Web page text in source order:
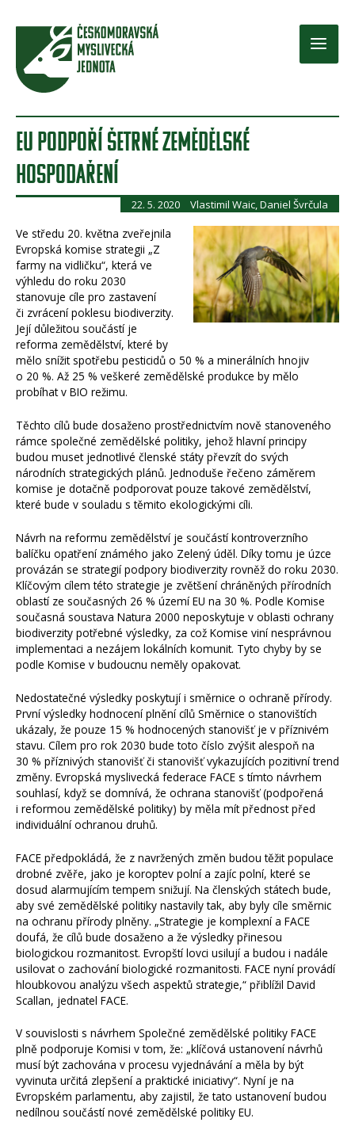
Main
EU PODPOŘÍ ŠETRNÉ ZEMĚDĚLSKÉ
HOSPODAŘENÍ
22. 5. 2020 Vlastimil Waic, Daniel Švrčula
Ve středu 20. května zveřejnila
Evropská komise strategii „Z
farmy na vidličku“, která ve
výhledu do roku 2030
stanovuje cíle pro zastavení
či zvrácení poklesu biodiverzity.
Její důležitou součástí je
reforma zemědělství, které by
mělo snížit spotřebu pesticidů o 50 % a minerálních hnojiv
o 20 %. Až 25 % veškeré zemědělské produkce by mělo
probíhat v BIO režimu.
Těchto cílů bude dosaženo prostřednictvím nově stanoveného
rámce společné zemědělské politiky, jehož hlavní principy
budou muset jednotlivé členské státy převzít do svých
národních strategických plánů. Jednoduše řečeno záměrem
komise je dotačně podporovat pouze takové zemědělství,
které bude v souladu s těmito ekologickými cíli.
Návrh na reformu zemědělství je součástí kontroverzního
balíčku opatření známého jako Zelený úděl. Díky tomu je úzce
provázán se strategií podpory biodiverzity rovněž do roku 2030.
Klíčovým cílem této strategie je zvětšení chráněných přírodních
oblastí ze současných 26 % území EU na 30 %. Podle Komise
současná soustava Natura 2000 neposkytuje v oblasti ochrany
biodiverzity potřebné výsledky, za což Komise viní nesprávnou
implementaci a nezájem lokálních komunit. Tyto chyby by se
podle Komise v budoucnu neměly opakovat.
Nedostatečné výsledky poskytují i směrnice o ochraně přírody.
První výsledky hodnocení plnění cílů Směrnice o stanovištích
ukázaly, že pouze 15 % hodnocených stanovišť je v příznivém
stavu. Cílem pro rok 2030 bude toto číslo zvýšit alespoň na
30 % příznivých stanovišť či stanovišť vykazujících pozitivní trend
změny. Evropská myslivecká federace FACE s tímto návrhem
souhlasí, když se domnívá, že ochrana stanovišť (podpořená
i reformou zemědělské politiky) by měla mít přednost před
individuální ochranou druhů.
FACE předpokládá, že z navržených změn budou těžit populace
drobné zvěře, jako je koroptev polní a zajíc polní, které se
dosud alarmujícím tempem snižují. Na členských státech bude,
aby své zemědělské politiky nastavily tak, aby byly cíle směrnic
na ochranu přírody plněny. „Strategie je komplexní a FACE
doufá, že cílů bude dosaženo a že výsledky přinesou
biologickou rozmanitost. Evropští lovci usilují a budou i nadále
usilovat o zachování biologické rozmanitosti. FACE nyní provádí
hloubkovou analýzu všech aspektů strategie,“ přiblížil David
Scallan, jednatel FACE.
V souvislosti s návrhem Společné zemědělské politiky FACE
plně podporuje Komisi v tom, že: „klíčová ustanovení návrhů
musí být zachována v procesu vyjednávání a měla by být
vyvinuta určitá zlepšení a praktické iniciativy“. Nyní je na
Evropském parlamentu, aby zajistil, že tato ustanovení budou
nedílnou součástí nové zemědělské politiky EU.